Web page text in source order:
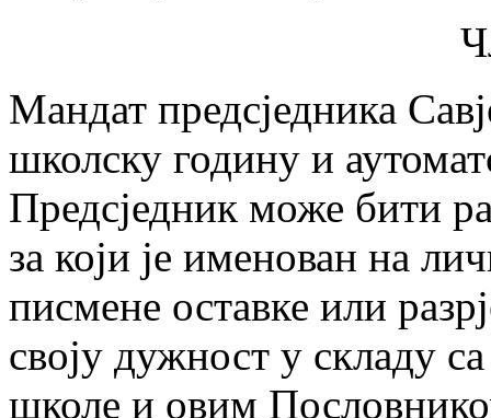
Мандат предсједника
школску годину и
Предсједник може бити
за који је именован на
писмене оставке или
своју дужност у складу
школе и овим